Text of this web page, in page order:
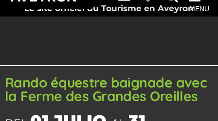
Le site officiel du Tourisme en AveyronMENU
Rando équestre baignade avec
la Ferme des Grandes Oreilles